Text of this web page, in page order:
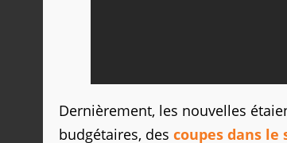
Dernièrement, les nouvelles
budgétaires, des coupes dans le